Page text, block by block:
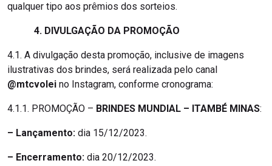
qualquer tipo aos prêmios dos sorteios.
4. DIVULGAÇÃO DA PROMOÇÃO
4.1. A divulgação desta promoção, inclusive de imagens
ilustrativas dos brindes, será realizada pelo canal
@mtcvolei no Instagram, conforme cronograma:
4.1.1. PROMOÇÃO – BRINDES MUNDIAL – ITAMBÉ MINAS:
– Lançamento: dia 15/12/2023.
– Encerramento: dia 20/12/2023.